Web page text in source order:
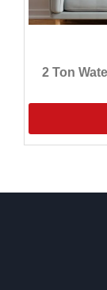
2 Ton